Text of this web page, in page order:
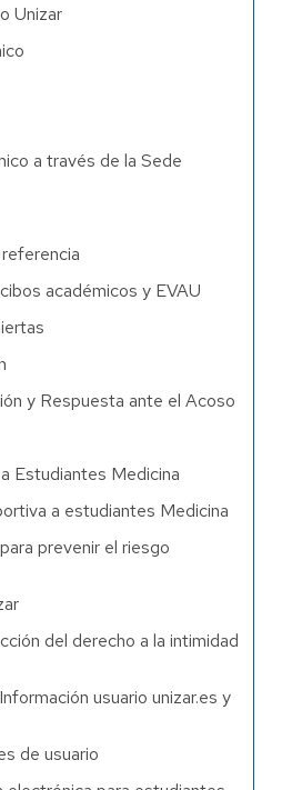
Unizar
a través de la Sede
académicos y EVAU
y Respuesta ante el Acoso
Estudiantes Medicina
a estudiantes Medicina
prevenir el riesgo
del derecho a la intimidad
usuario unizar.es y
de usuario